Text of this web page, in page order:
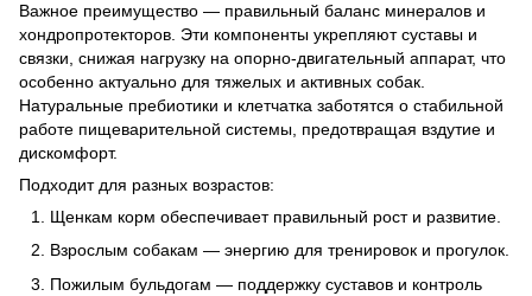
Важное преимущество — правильный баланс минералов и
хондропротекторов. Эти компоненты укрепляют суставы и
связки, снижая нагрузку на опорно-двигательный аппарат, что
особенно актуально для тяжелых и активных собак.
Натуральные пребиотики и клетчатка заботятся о стабильной
работе пищеварительной системы, предотвращая вздутие и
дискомфорт.
Подходит для разных возрастов:
Щенкам корм обеспечивает правильный рост и развитие.
Взрослым собакам — энергию для тренировок и прогулок.
Пожилым бульдогам — поддержку суставов и контроль